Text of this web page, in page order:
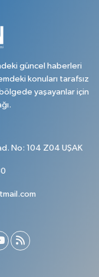
güncel haberleri
konuları tarafsız
yaşayanlar için
No: 104 Z04 UŞAK